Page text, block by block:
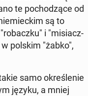
te po­cho­dzą­ce od
są to
i "mi­siacz­
polskim "żabko",
samo okre­śle­nie
języku, a mniej